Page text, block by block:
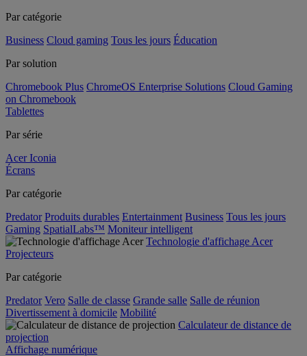
Par catégorie
Business Cloud gaming Tous les jours Éducation
Par solution
Chromebook Plus ChromeOS Enterprise Solutions Cloud Gaming
on Chromebook
Tablettes
Par série
Acer Iconia
Écrans
Par catégorie
Predator Produits durables Entertainment Business Tous les jours
Gaming SpatialLabs™ Moniteur intelligent
Technologie d'affichage Acer
Projecteurs
Par catégorie
Predator Vero Salle de classe Grande salle Salle de réunion
Divertissement à domicile Mobilité
Calculateur de distance de
projection
Affichage numérique